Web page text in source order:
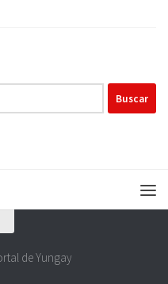
de Yungay